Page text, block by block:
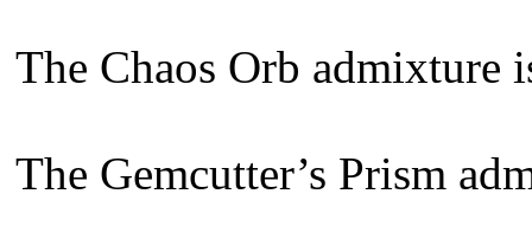
The Chaos Orb admixture
The Gemcutter’s Prism